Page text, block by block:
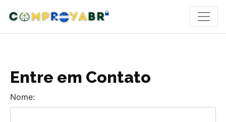
Entre em Contato
Nome: